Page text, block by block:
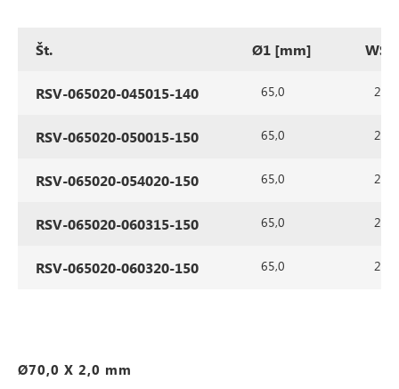
Št. Ø1 [mm]
RSV-065020-045015-140 65,0 2,0
RSV-065020-050015-150 65,0 2,0
RSV-065020-054020-150 65,0 2,0
RSV-065020-060315-150 65,0 2,0
RSV-065020-060320-150 65,0 2,0
Ø70,0 X 2,0 mm